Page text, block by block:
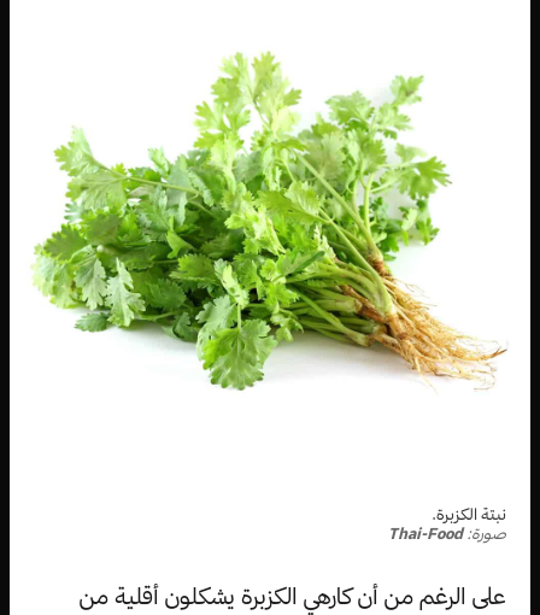
نبتة الكزبرة.
صورة:Thai-Food
على الرغم من أن كارهي الكزبرة يشكلون أقلية من